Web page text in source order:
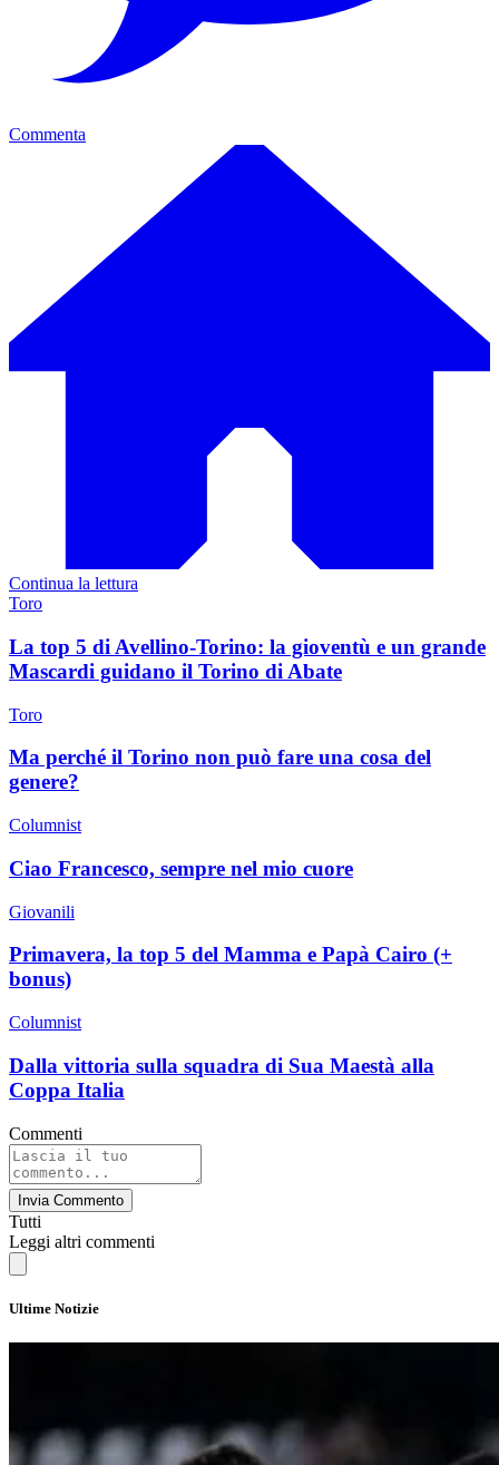
Commenta
Continua la lettura
Toro
La top 5 di Avellino-Torino: la gioventù e un grande
Mascardi guidano il Torino di Abate
Toro
Ma perché il Torino non può fare una cosa del
genere?
Columnist
Ciao Francesco, sempre nel mio cuore
Giovanili
Primavera, la top 5 del Mamma e Papà Cairo (+
bonus)
Columnist
Dalla vittoria sulla squadra di Sua Maestà alla
Coppa Italia
Commenti
Invia Commento
Tutti
Leggi altri commenti
Ultime Notizie